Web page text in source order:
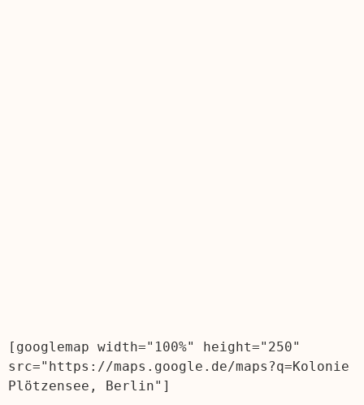
[googlemap width="100%" height="250"
src="https://maps.google.de/maps?q=Kolonie
Plötzensee, Berlin"]